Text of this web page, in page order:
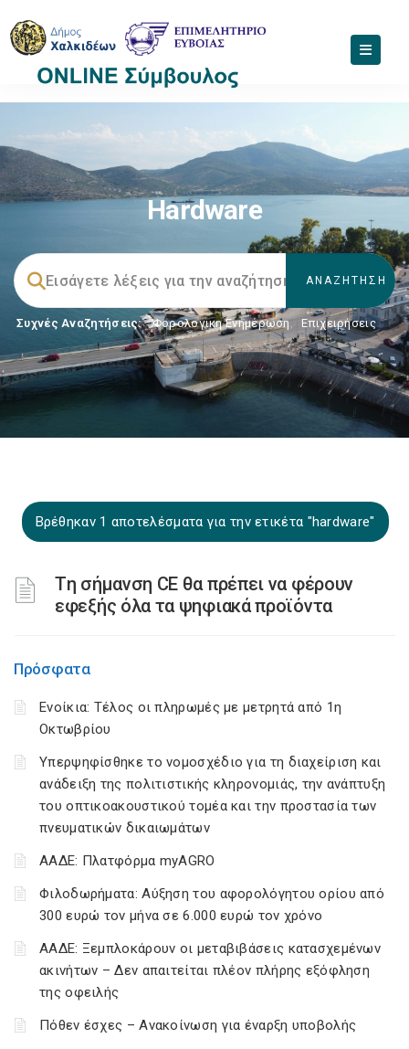
Hardware
Συχνές Αναζητήσεις: Φορολογικη Ενημέρωση, Επιχειρήσεις
Βρέθηκαν 1 αποτελέσματα για την ετικέτα "hardware"
Tη σήμανση CE θα πρέπει να φέρουν
εφεξής όλα τα ψηφιακά προϊόντα
Πρόσφατα
Ενοίκια: Τέλος οι πληρωμές με μετρητά από 1η
Οκτωβρίου
Υπερψηφίσθηκε το νομοσχέδιο για τη διαχείριση και
ανάδειξη της πολιτιστικής κληρονομιάς, την ανάπτυξη
του οπτικοακουστικού τομέα και την προστασία των
πνευματικών δικαιωμάτων
ΑΑΔΕ: Πλατφόρμα myAGRO
Φιλοδωρήματα: Αύξηση του αφορολόγητου ορίου από
300 ευρώ τον μήνα σε 6.000 ευρώ τον χρόνο
ΑΑΔΕ: Ξεμπλοκάρουν οι μεταβιβάσεις κατασχεμένων
ακινήτων – Δεν απαιτείται πλέον πλήρης εξόφληση
της οφειλής
Πόθεν έσχες – Ανακοίνωση για έναρξη υποβολής